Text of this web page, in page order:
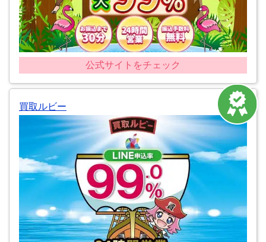
公式サイトをチェック
買取ルビー